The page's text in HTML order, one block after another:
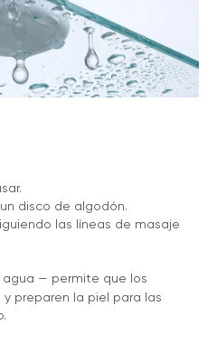
disco de algodón.
las líneas de masaje
agua — permite que los
preparen la piel para las